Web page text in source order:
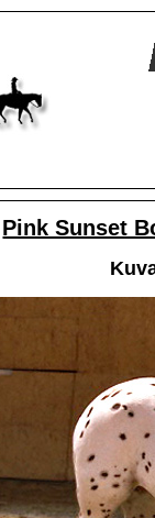
Pink Sunset